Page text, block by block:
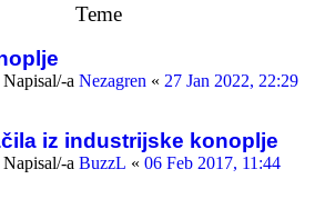
Teme
a Nezagren « 27 Jan 2022, 22:29
iz industrijske konoplje
a BuzzL « 06 Feb 2017, 11:44